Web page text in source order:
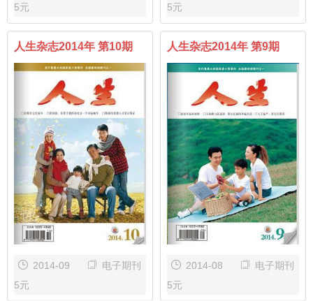
5元
5元
人生杂志2014年 第10期
2014-09
电子期刊
5元
人生杂志2014年 第9期
2014-08
电子期刊
5元